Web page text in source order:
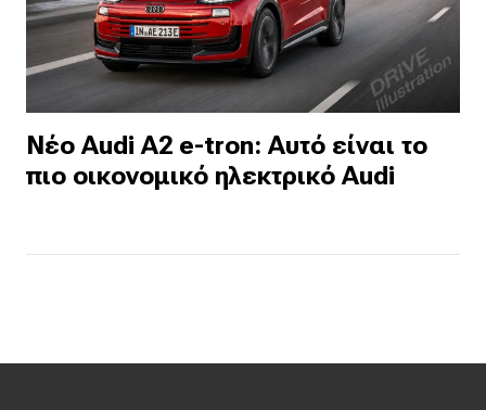
Νέο Audi A2 e-tron: Αυτό είναι το
πιο οικονομικό ηλεκτρικό Audi